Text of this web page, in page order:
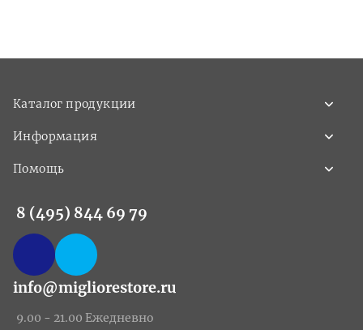
Каталог продукции
Информация
Помощь
8 (495) 844 69 79
info@migliorestore.ru
9.00 - 21.00 Ежедневно